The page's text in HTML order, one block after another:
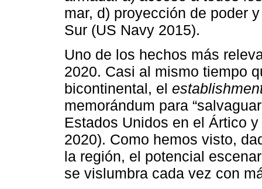
mar, d) proyección de poder
Sur (US Navy 2015).
Uno de los hechos más
2020. Casi al mismo tiempo
bicontinental, el
memorándum para
Estados Unidos en el Ártico
2020). Como hemos visto,
la región, el potencial
se vislumbra cada vez con